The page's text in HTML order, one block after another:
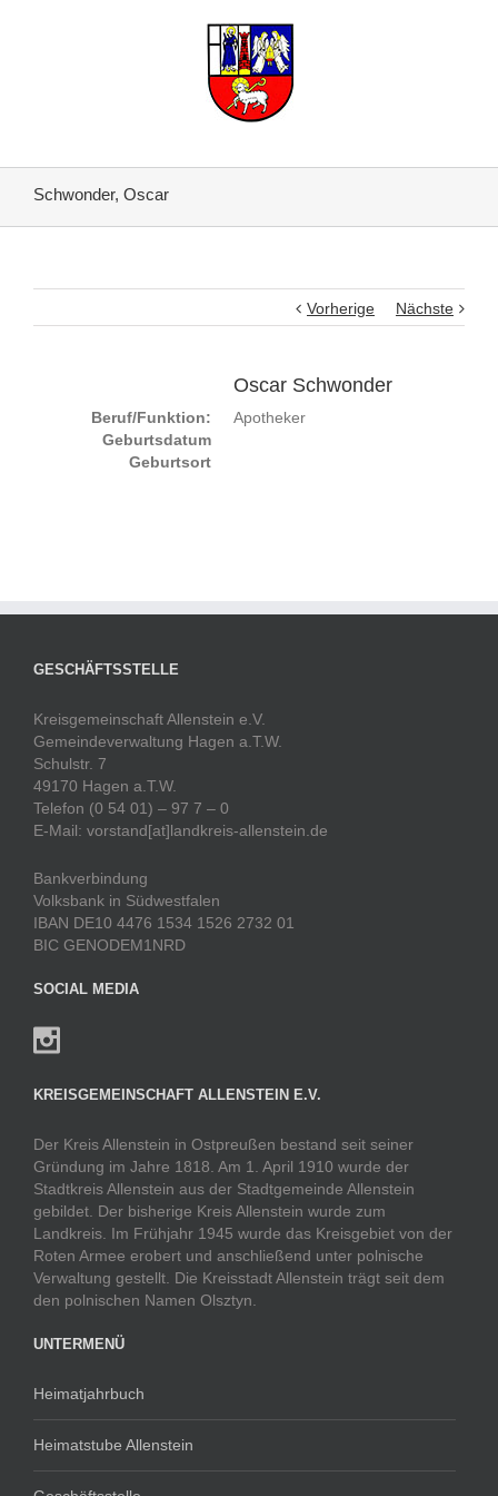
Schwonder, Oscar
Vorherige Nächste
Oscar Schwonder
Beruf/Funktion:
Apotheker
Geburtsdatum
Geburtsort
GESCHÄFTSSTELLE
Kreisgemeinschaft Allenstein e.V.
Gemeindeverwaltung Hagen a.T.W.
Schulstr. 7
49170 Hagen a.T.W.
Telefon (0 54 01) – 97 7 – 0
E-Mail: vorstand[at]landkreis-allenstein.de
Bankverbindung
Volksbank in Südwestfalen
IBAN DE10 4476 1534 1526 2732 01
BIC GENODEM1NRD
SOCIAL MEDIA
KREISGEMEINSCHAFT ALLENSTEIN E.V.
Der Kreis Allenstein in Ostpreußen bestand seit seiner
Gründung im Jahre 1818. Am 1. April 1910 wurde der
Stadtkreis Allenstein aus der Stadtgemeinde Allenstein
gebildet. Der bisherige Kreis Allenstein wurde zum
Landkreis. Im Frühjahr 1945 wurde das Kreisgebiet von der
Roten Armee erobert und anschließend unter polnische
Verwaltung gestellt. Die Kreisstadt Allenstein trägt seit dem
den polnischen Namen Olsztyn.
UNTERMENÜ
Heimatjahrbuch
Heimatstube Allenstein